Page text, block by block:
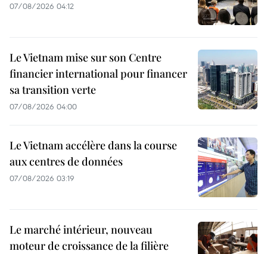
07/08/2026 04:12
Le Vietnam mise sur son Centre
financier international pour financer
sa transition verte
07/08/2026 04:00
Le Vietnam accélère dans la course
aux centres de données
07/08/2026 03:19
Le marché intérieur, nouveau
moteur de croissance de la filière